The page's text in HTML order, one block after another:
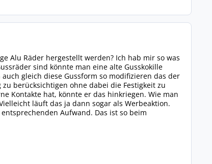
Alu Räder hergestellt werden? Ich hab mir so was
sind könnte man eine alte Gusskokille
gleich diese Gussform so modifizieren das der
berücksichtigen ohne dabei die Festigkeit zu
Kontakte hat, könnte er das hinkriegen. Wie man
läuft das ja dann sogar als Werbeaktion.
Aufwand. Das ist so beim